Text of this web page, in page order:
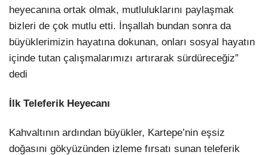
heyecanına ortak olmak, mutluluklarını paylaşmak
bizleri de çok mutlu etti. İnşallah bundan sonra da
büyüklerimizin hayatına dokunan, onları sosyal hayatın
içinde tutan çalışmalarımızı artırarak sürdüreceğiz”
dedi
İlk Teleferik Heyecanı
Kahvaltının ardından büyükler, Kartepe’nin eşsiz
doğasını gökyüzünden izleme fırsatı sunan teleferik